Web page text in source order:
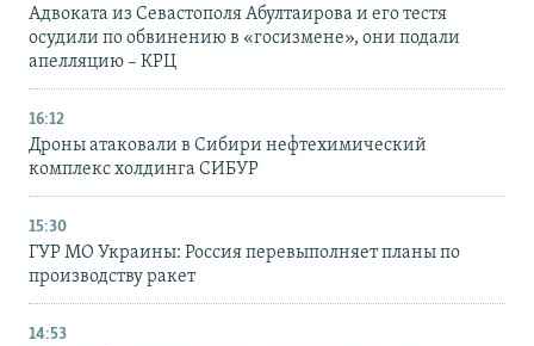
Адвоката из Севастополя Абултаирова и его тестя
осудили по обвинению в «госизмене», они подали
апелляцию – КРЦ
16:12
Дроны атаковали в Сибири нефтехимический
комплекс холдинга СИБУР
15:30
ГУР МО Украины: Россия перевыполняет планы по
производству ракет
14:53